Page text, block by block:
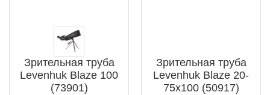
Зрительная труба
Levenhuk Blaze 100
(73901)
Зрительная труба
Levenhuk Blaze 20-
75x100 (50917)